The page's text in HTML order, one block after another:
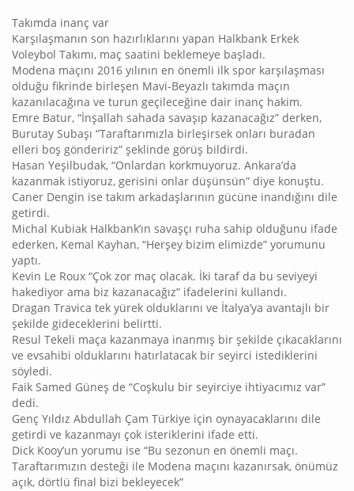
Takımda inanç var
Karşılaşmanın son hazırlıklarını yapan Halkbank Erkek
Voleybol Takımı, maç saatini beklemeye başladı.
Modena maçını 2016 yılının en önemli ilk spor karşılaşması
olduğu fikrinde birleşen Mavi-Beyazlı takımda maçın
kazanılacağına ve turun geçileceğine dair inanç hakim.
Emre Batur, “İnşallah sahada savaşıp kazanacağız” derken,
Burutay Subaşı “Taraftarımızla birleşirsek onları buradan
elleri boş göndeririz” şeklinde görüş bildirdi.
Hasan Yeşilbudak, “Onlardan korkmuyoruz. Ankara’da
kazanmak istiyoruz, gerisini onlar düşünsün” diye konuştu.
Caner Dengin ise takım arkadaşlarının gücüne inandığını dile
getirdi.
Michal Kubiak Halkbank’ın savaşçı ruha sahip olduğunu ifade
ederken, Kemal Kayhan, “Herşey bizim elimizde” yorumunu
yaptı.
Kevin Le Roux “Çok zor maç olacak. İki taraf da bu seviyeyi
hakediyor ama biz kazanacağız” ifadelerini kullandı.
Dragan Travica tek yürek olduklarını ve İtalya’ya avantajlı bir
şekilde gideceklerini belirtti.
Resul Tekeli maça kazanmaya inanmış bir şekilde çıkacaklarını
ve evsahibi olduklarını hatırlatacak bir seyirci istediklerini
söyledi.
Faik Samed Güneş de “Coşkulu bir seyirciye ihtiyacımız var”
dedi.
Genç Yıldız Abdullah Çam Türkiye için oynayacaklarını dile
getirdi ve kazanmayı çok isteriklerini ifade etti.
Dick Kooy’un yorumu ise “Bu sezonun en önemli maçı.
Taraftarımızın desteği ile Modena maçını kazanırsak, önümüz
açık, dörtlü final bizi bekleyecek”